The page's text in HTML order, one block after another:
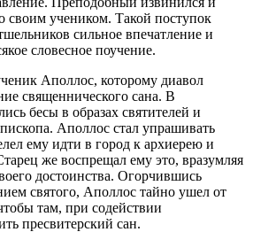
своим учеником. Такой поступок
сильное впечатление и
словесное поучение.
Аполлос, которому диавол
священнического сана. В
бесы в образах святителей и
Аполлос стал упрашивать
ему идти в город к архиерею и
же воспрещал ему это, вразумляя
достоинства. Огорчившись
святого, Аполлос тайно ушел от
там, при содействии
пресвитерский сан.